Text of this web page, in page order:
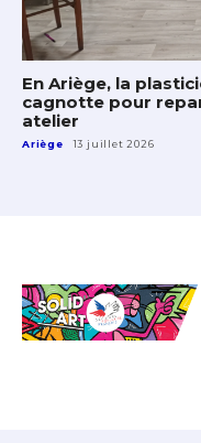
En Ariège, la
cagnotte pour
atelier
Ariège 13 juillet 2026